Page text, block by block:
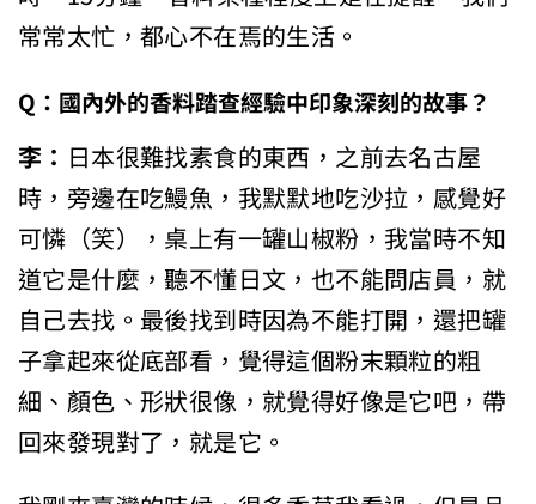
常常太忙，都心不在焉的生活。
Q：國內外的香料踏查經驗中印象深刻的故事？
李： 日本很難找素食的東西，之前去名古屋
時，旁邊在吃鰻魚，我默默地吃沙拉，感覺好
可憐（笑），桌上有一罐山椒粉，我當時不知
道它是什麼，聽不懂日文，也不能問店員，就
自己去找。最後找到時因為不能打開，還把罐
子拿起來從底部看，覺得這個粉末顆粒的粗
細、顏色、形狀很像，就覺得好像是它吧，帶
回來發現對了，就是它。